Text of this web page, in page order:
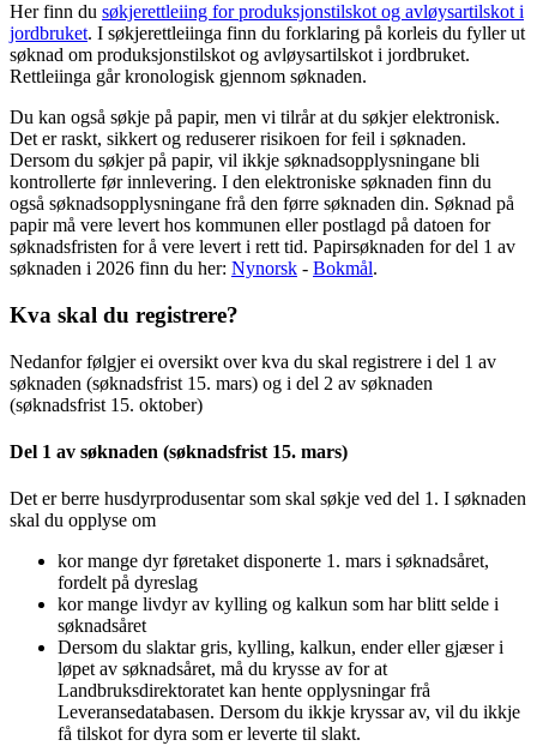
Her finn du søkjerettleiing for produksjonstilskot og avløysartilskot i
jordbruket. I søkjerettleiinga finn du forklaring på korleis du fyller ut
søknad om produksjonstilskot og avløysartilskot i jordbruket.
Rettleiinga går kronologisk gjennom søknaden.
Du kan også søkje på papir, men vi tilrår at du søkjer elektronisk.
Det er raskt, sikkert og reduserer risikoen for feil i søknaden.
Dersom du søkjer på papir, vil ikkje søknadsopplysningane bli
kontrollerte før innlevering. I den elektroniske søknaden finn du
også søknadsopplysningane frå den førre søknaden din. Søknad på
papir må vere levert hos kommunen eller postlagd på datoen for
søknadsfristen for å vere levert i rett tid. Papirsøknaden for del 1 av
søknaden i 2026 finn du her: Nynorsk - Bokmål.
Kva skal du registrere?
Nedanfor følgjer ei oversikt over kva du skal registrere i del 1 av
søknaden (søknadsfrist 15. mars) og i del 2 av søknaden
(søknadsfrist 15. oktober)
Del 1 av søknaden (søknadsfrist 15. mars)
Det er berre husdyrprodusentar som skal søkje ved del 1. I søknaden
skal du opplyse om
kor mange dyr føretaket disponerte 1. mars i søknadsåret,
fordelt på dyreslag
kor mange livdyr av kylling og kalkun som har blitt selde i
søknadsåret
Dersom du slaktar gris, kylling, kalkun, ender eller gjæser i
løpet av søknadsåret, må du krysse av for at
Landbruksdirektoratet kan hente opplysningar frå
Leveransedatabasen. Dersom du ikkje kryssar av, vil du ikkje
få tilskot for dyra som er leverte til slakt.